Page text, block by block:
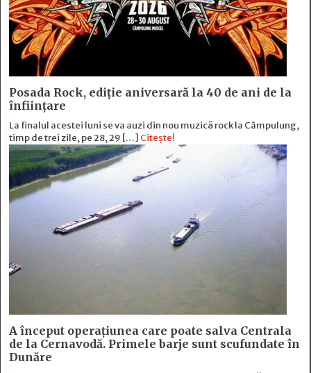
Posada Rock, ediţie aniversară la 40 de ani de la
înfiinţare
La finalul acestei luni se va auzi din nou muzică rock la Câmpulung,
timp de trei zile, pe 28, 29 […] Citește!
A început operațiunea care poate salva Centrala
de la Cernavodă. Primele barje sunt scufundate în
Dunăre